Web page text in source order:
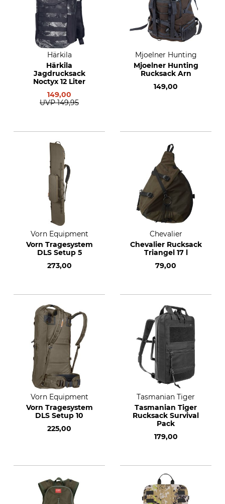
Härkila
Härkila
Jagdrucksack
Noctyx 12 Liter
149,00
UVP 149,95
Mjoelner Hunting
Mjoelner Hunting
Rucksack Arn
149,00
Vorn Equipment
Vorn Tragesystem
DLS Setup 5
273,00
Chevalier
Chevalier Rucksack
Triangel 17 l
79,00
Vorn Equipment
Vorn Tragesystem
DLS Setup 10
225,00
Tasmanian Tiger
Tasmanian Tiger
Rucksack Survival
Pack
179,00